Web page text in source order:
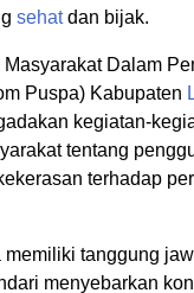
sehatdan bijak.
Dalam
Puspa) Kabupaten
kegiatan-
tentang
terhadap
tanggung
menyebarkan